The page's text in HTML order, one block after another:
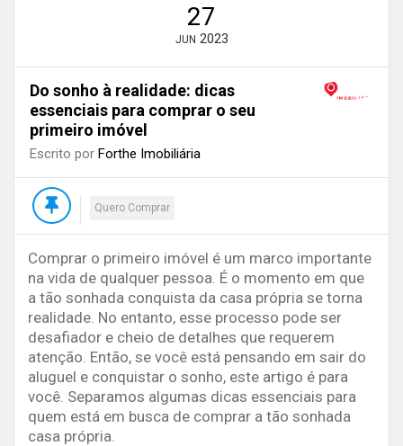
27
JUN 2023
Do sonho à realidade: dicas
essenciais para comprar o seu
primeiro imóvel
Escrito por Forthe Imobiliária
Quero Comprar
Comprar o primeiro imóvel é um marco importante
na vida de qualquer pessoa. É o momento em que
a tão sonhada conquista da casa própria se torna
realidade. No entanto, esse processo pode ser
desafiador e cheio de detalhes que requerem
atenção. Então, se você está pensando em sair do
aluguel e conquistar o sonho, este artigo é para
você. Separamos algumas dicas essenciais para
quem está em busca de comprar a tão sonhada
casa própria.